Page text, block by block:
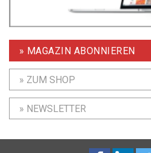
» MAGAZIN ABONNIEREN
» ZUM SHOP
» NEWSLETTER